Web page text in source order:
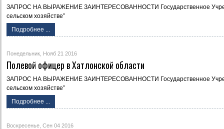
ЗАПРОС НА ВЫРАЖЕНИЕ ЗАИНТЕРЕСОВАННОСТИ Государственное
сельском хозяйстве”
Подробнее ...
Понедельник, Нояб 21 2016
Полевой офицер в Хатлонской области
ЗАПРОС НА ВЫРАЖЕНИЕ ЗАИНТЕРЕСОВАННОСТИ Государственное
сельском хозяйстве”
Подробнее ...
Воскресенье, Сен 04 2016